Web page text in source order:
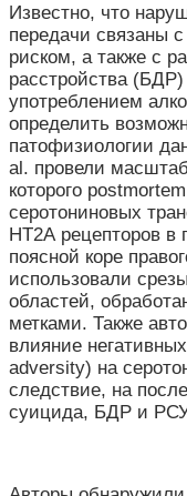
Известно, что
передачи связаны
риском, а также с
расстройства
употреблением
определить
патофизиологии
al. провели
которого
серотониновых
HT2А рецепторов в
поясной коре
использовали
областей,
метками. Также
влияние
adversity) на
следствие, на
суицида, БДР и